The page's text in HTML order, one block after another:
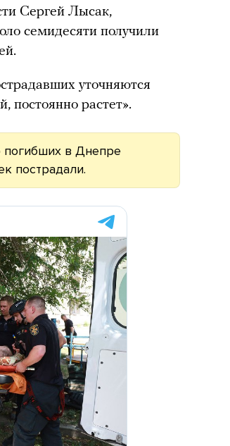
Сергей Лысак,
семидесяти получили
уточняются
постоянно растет».
погибших в Днепре
пострадали.